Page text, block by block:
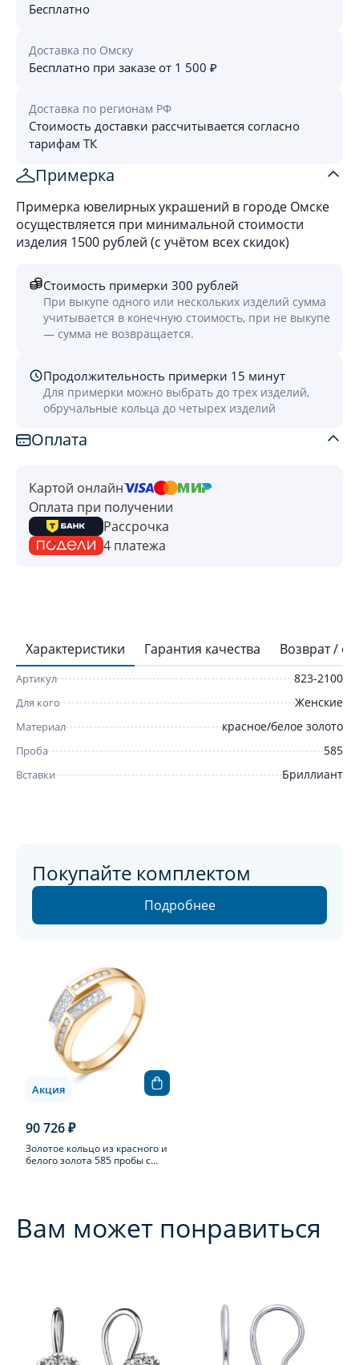
Бесплатно
Доставка по Омску
Бесплатно при заказе от 1 500 ₽
Доставка по регионам РФ
Стоимость доставки рассчитывается согласно
тарифам ТК
Примерка
Примерка ювелирных украшений в городе Омске
осуществляется при минимальной стоимости
изделия 1500 рублей (с учётом всех скидок)
Стоимость примерки 300 рублей
При выкупе одного или нескольких изделий сумма
учитывается в конечную стоимость, при не выкупе
— сумма не возвращается.
Продолжительность примерки 15 минут
Для примерки можно выбрать до трех изделий,
обручальные кольца до четырех изделий
Оплата
Картой онлайн
Оплата при получении
Рассрочка
4 платежа
Характеристики Гарантия качества Возврат /
Артикул 823-2100
Для кого Женские
Материал красное/белое золото
Проба 585
Вставки Бриллиант
Покупайте комплектом
Подробнее
90 726 ₽
Золотое кольцо из красного и
белого золота 585 пробы с
Акция
Вам может понравиться